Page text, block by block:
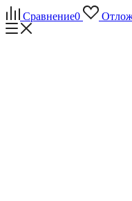
Сравнение0